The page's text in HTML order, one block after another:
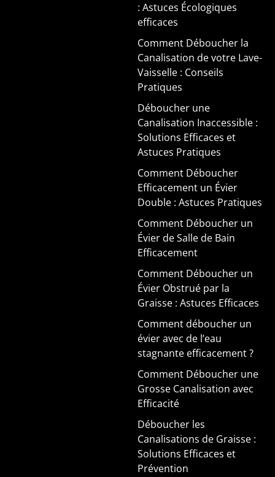
: Astuces Écologiques
efficaces
Comment Déboucher la
Canalisation de votre Lave-
Vaisselle : Conseils
Pratiques
Déboucher une
Canalisation Inaccessible :
Solutions Efficaces et
Astuces Pratiques
Comment Déboucher
Efficacement un Évier
Double : Astuces Pratiques
Comment Déboucher un
Évier de Salle de Bain
Efficacement
Comment Déboucher un
Évier Obstrué par la
Graisse : Astuces Efficaces
Comment déboucher un
évier avec de l’eau
stagnante efficacement ?
Comment Déboucher une
Grosse Canalisation avec
Efficacité
Déboucher les
Canalisations de Graisse :
Solutions Efficaces et
Prévention